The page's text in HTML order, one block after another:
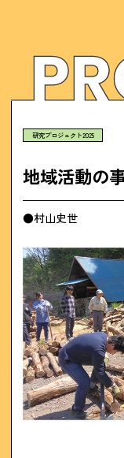
研究プロジェクト2025
地域活動の
●村山史世